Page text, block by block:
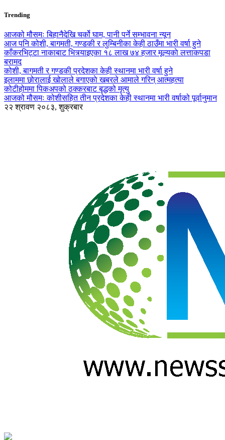
Trending
आजको मौसमः बिहानैदेखि चर्को घाम, पानी पर्ने सम्भावना न्यून
आज पनि कोशी, बागमती, गण्डकी र लुम्बिनीका केही ठाउँमा भारी वर्षा हुने
काँकरभिट्टा नाकाबाट भित्र्याइएका १८ लाख ७४ हजार मूल्यकाे लत्ताकपडा
बरामद
कोशी, बागमती र गण्डकी प्रदेशका केही स्थानमा भारी वर्षा हुने
इलाममा छोरालाई खोलाले बगाएकाे खबरले आमाले गरिन् आत्महत्या
कोटीहोममा पिकअपको ठक्करबाट बृद्धको मृत्यु
आजको मौसमः कोशीसहित तीन प्रदेशका केही स्थानमा भारी वर्षाको पूर्वानुमान
२२ श्रावण २०८३, शुक्रबार